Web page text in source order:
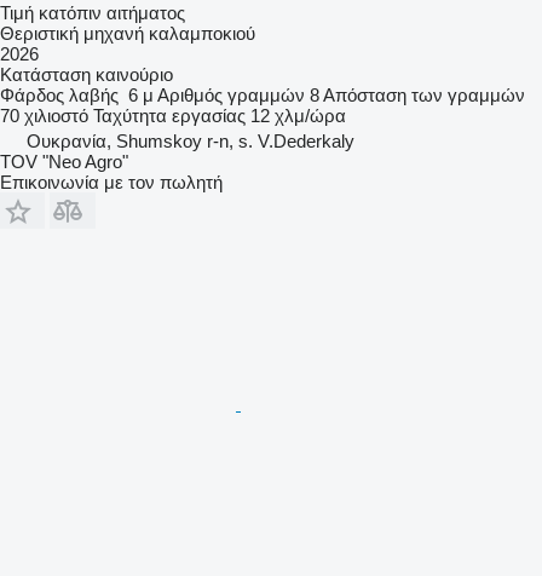
Τιμή κατόπιν αιτήματος
Θεριστική μηχανή καλαμποκιού
2026
Κατάσταση καινούριο
Φάρδος λαβής 6 μ Αριθμός γραμμών 8Απόσταση των γραμμών
70 χιλιοστό Ταχύτητα εργασίας 12 χλμ/ώρα
Ουκρανία, Shumskoy r-n, s. V.Dederkaly
TOV "Neo Agro"
Επικοινωνία με τον πωλητή